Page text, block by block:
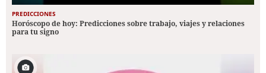
PREDICCIONES
Horóscopo de hoy: Predicciones sobre trabajo, viajes y relaciones
para tu signo